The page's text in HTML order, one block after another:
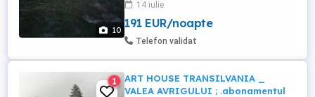
10
cu grătar , loc pt ceaun și foc de tabără
Cabană este complet echipata și dotată
cu absolut tot ce este necesar pentru a
14 iulie
191 EUR/noapte
Telefon validat
1
ART HOUSE TRANSILVANIA _
VALEA AVRIGULUI ; .abonamentul